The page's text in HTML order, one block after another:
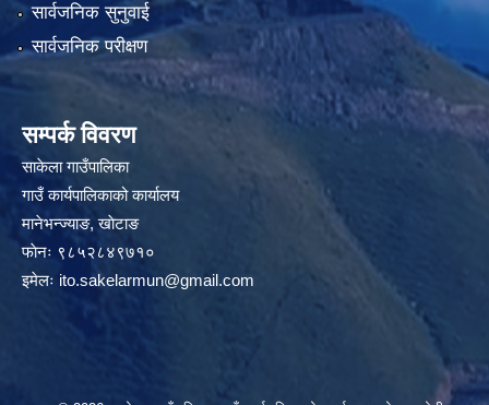
सार्वजनिक सुनुवाई
सार्वजनिक परीक्षण
सम्पर्क विवरण
साकेला गाउँपालिका
गाउँ कार्यपालिकाको कार्यालय
मानेभन्ज्याङ, खाेटाङ
फाेनः ९८५२८४९७१०
इमेलः ito.sakelarmun@gmail.com